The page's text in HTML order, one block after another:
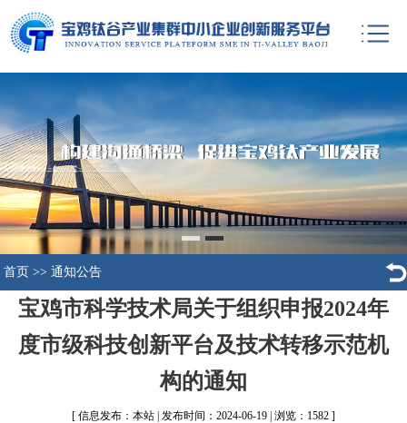
首页 >> 通知公告
宝鸡市科学技术局关于组织申报2024年
度市级科技创新平台及技术转移示范机
构的通知
[ 信息发布：本站 | 发布时间：2024-06-19 | 浏览：1582 ]